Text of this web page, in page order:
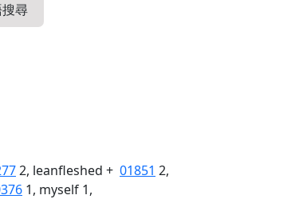
尋
2, leanfleshed + 01851 2,
1, myself 1,